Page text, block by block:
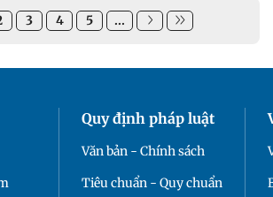
3 4 5 ...
Quy định pháp luật
Văn bản - Chính sách
Tiêu chuẩn - Quy chuẩn